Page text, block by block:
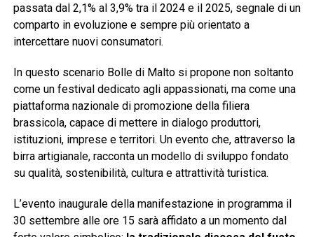
passata dal 2,1% al 3,9% tra il 2024 e il 2025, segnale di un
comparto in evoluzione e sempre più orientato a
intercettare nuovi consumatori.
In questo scenario Bolle di Malto si propone non soltanto
come un festival dedicato agli appassionati, ma come una
piattaforma nazionale di promozione della filiera
brassicola, capace di mettere in dialogo produttori,
istituzioni, imprese e territori. Un evento che, attraverso la
birra artigianale, racconta un modello di sviluppo fondato
su qualità, sostenibilità, cultura e attrattività turistica.
L’evento inaugurale della manifestazione in programma il
30 settembre alle ore 15 sarà affidato a un momento dal